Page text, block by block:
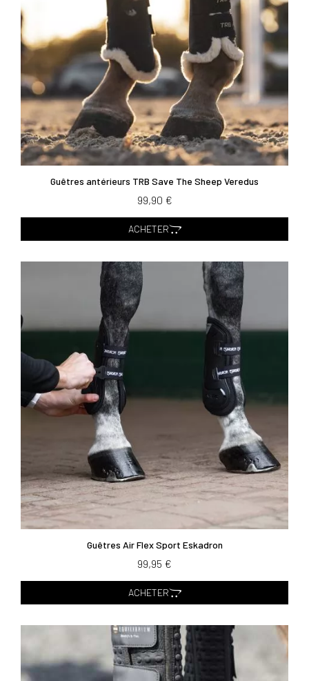
Guêtres antérieurs TRB Save The Sheep Veredus
99,90 €
ACHETER
Guêtres Air Flex Sport Eskadron
99,95 €
ACHETER